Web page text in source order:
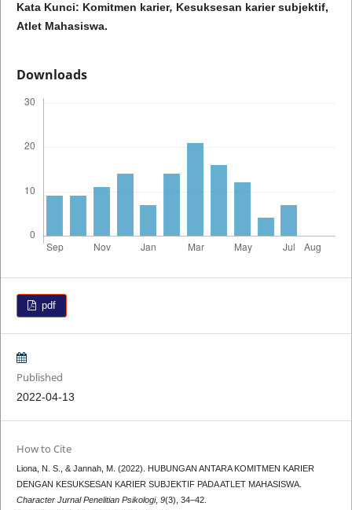
Kata Kunci: Komitmen karier, Kesuksesan karier subjektif,
Atlet Mahasiswa.
Downloads
pdf
Published
2022-04-13
How to Cite
Liona, N. S., & Jannah, M. (2022). HUBUNGAN ANTARA KOMITMEN KARIER
DENGAN KESUKSESAN KARIER SUBJEKTIF PADA ATLET MAHASISWA.
Character Jurnal Penelitian Psikologi, 9(3), 34–42.